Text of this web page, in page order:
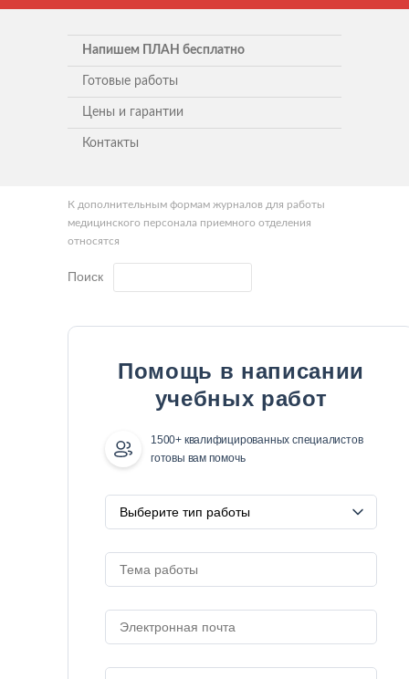
Напишем ПЛАН бесплатно
Готовые работы
Цены и гарантии
Контакты
К дополнительным формам журналов для работы
медицинского персонала приемного отделения
относятся
Поиск
Помощь в написании
учебных работ
1500+ квалифицированных специалистов
готовы вам помочь